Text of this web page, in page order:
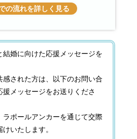
の流れを詳しく見る
結婚に向けた応援メッセージを
感された方は、以下のお問い合
メッセージをお送りくださ
ラポールアンカーを通じて交際
いたします。